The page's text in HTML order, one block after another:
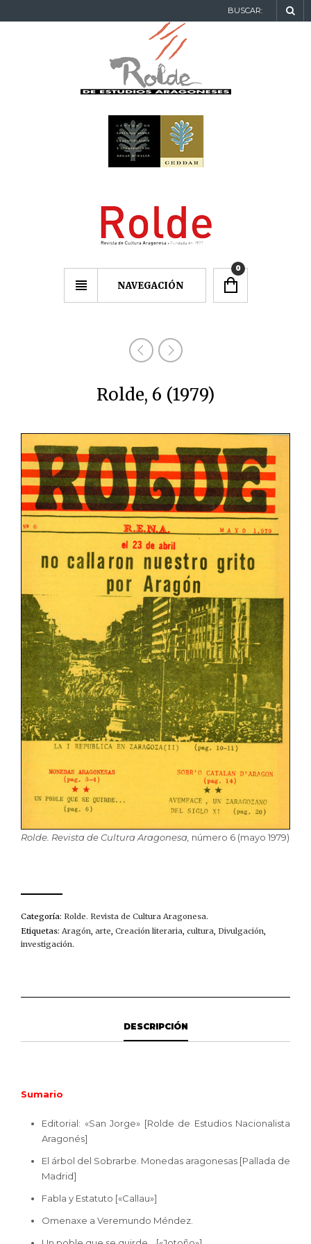
BUSCAR:
NAVEGACIÓN
0
Rolde, 6 (1979)
Rolde. Revista de Cultura Aragonesa, número 6 (mayo 1979)
Categoría: Rolde. Revista de Cultura Aragonesa.
Etiquetas: Aragón, arte, Creación literaria, cultura, Divulgación,
investigación.
DESCRIPCIÓN
Sumario
Editorial: «San Jorge» [Rolde de Estudios Nacionalista
Aragonés]
El árbol del Sobrarbe. Monedas aragonesas [Pallada de
Madrid]
Fabla y Estatuto [«Callau»]
Omenaxe a Veremundo Méndez.